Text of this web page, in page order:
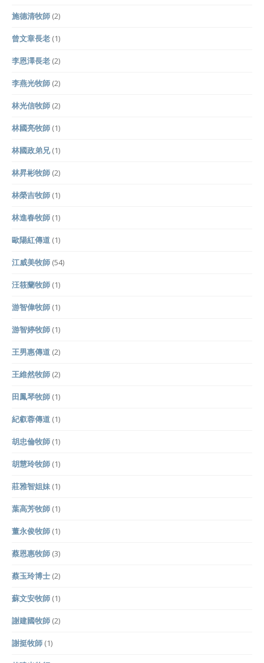
施德清牧師 (2)
曾文章長老 (1)
李恩澤長老 (2)
李燕光牧師 (2)
林光信牧師 (2)
林國亮牧師 (1)
林國政弟兄(1)
林昇彬牧師 (2)
林榮吉牧師 (1)
林進春牧師 (1)
歐陽紅傳道 (1)
江威美牧師 (54)
汪筱蘭牧師 (1)
游智偉牧師 (1)
游智婷牧師 (1)
王男惠傳道 (2)
王維然牧師 (2)
田鳳琴牧師 (1)
紀叡蓉傳道 (1)
胡忠倫牧師 (1)
胡慧玲牧師 (1)
莊雅智姐妹 (1)
葉高芳牧師 (1)
董永俊牧師 (1)
蔡恩惠牧師 (3)
蔡玉玲博士 (2)
蘇文安牧師 (1)
謝建國牧師 (2)
謝挺牧師 (1)